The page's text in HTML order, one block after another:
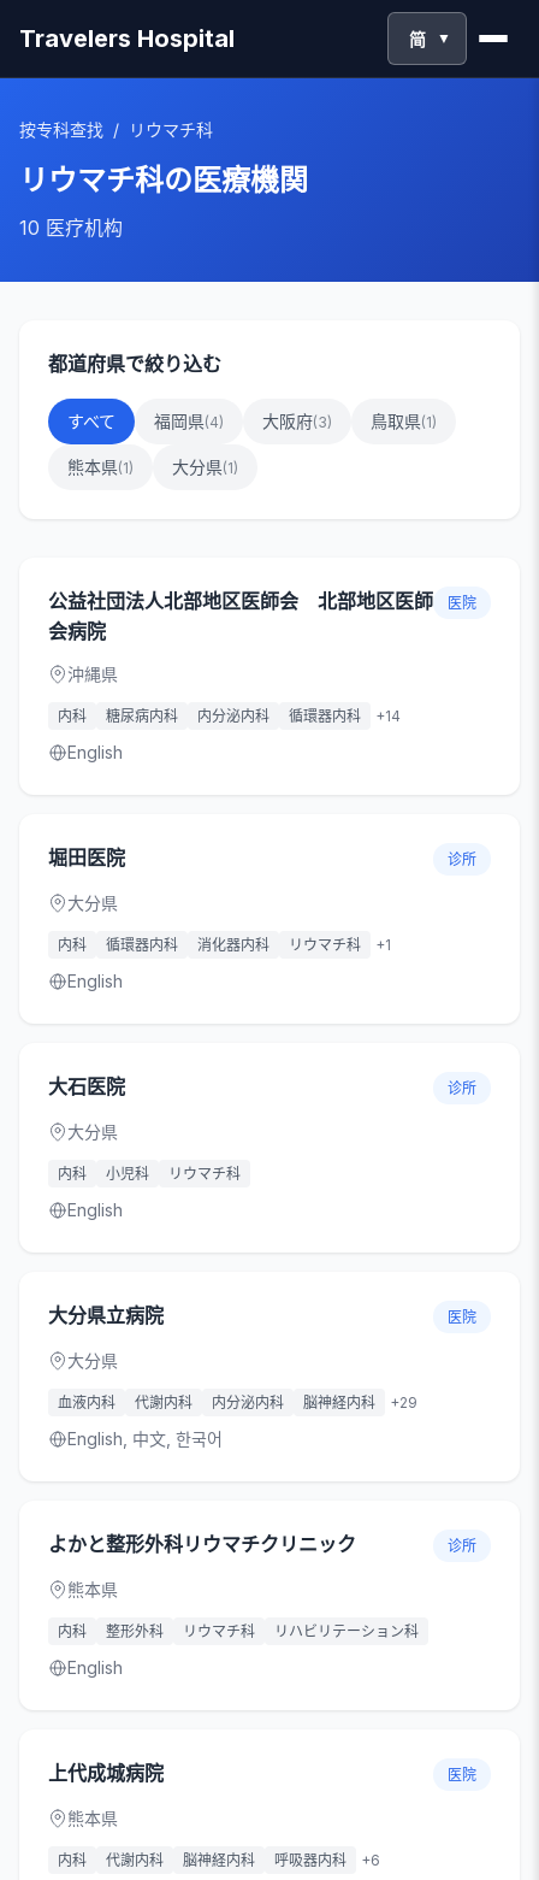
Travelers Hospital 简 ▼
按专科查找 / リウマチ科
リウマチ科の医療機関
10 医疗机构
都道府県で絞り込む
すべて 福岡県(4) 大阪府(3) 鳥取県(1)
熊本県(1) 大分県(1)
公益社団法人北部地区医師会 北部地区医師
会病院
医院
沖縄県
内科 糖尿病内科 内分泌内科 循環器内科 +14
English
堀田医院 诊所
大分県
内科 循環器内科 消化器内科 リウマチ科 +1
English
大石医院 诊所
大分県
内科 小児科 リウマチ科
English
大分県立病院 医院
大分県
血液内科 代謝内科 内分泌内科 脳神経内科 +29
English, 中文, 한국어
よかと整形外科リウマチクリニック 诊所
熊本県
内科 整形外科 リウマチ科 リハビリテーション科
English
上代成城病院 医院
熊本県
内科 代謝内科 脳神経内科 呼吸器内科 +6